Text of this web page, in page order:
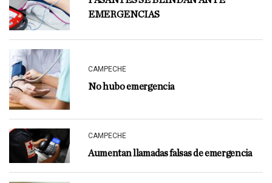
EMERGENCIAS
CAMPECHE
No hubo emergencia
CAMPECHE
Aumentan llamadas falsas de emergencia